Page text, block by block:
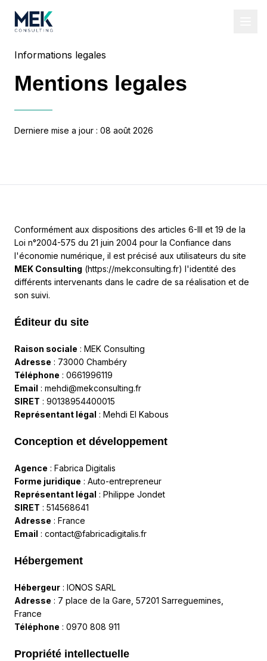
Informations legales
Mentions legales
Derniere mise a jour : 08 août 2026
Conformément aux dispositions des articles 6-III et 19 de la
Loi n°2004-575 du 21 juin 2004 pour la Confiance dans
l'économie numérique, il est précisé aux utilisateurs du site
MEK Consulting (https://mekconsulting.fr) l'identité des
différents intervenants dans le cadre de sa réalisation et de
son suivi.
Éditeur du site
Raison sociale : MEK Consulting
Adresse : 73000 Chambéry
Téléphone : 0661996119
Email : mehdi@mekconsulting.fr
SIRET : 90138954400015
Représentant légal : Mehdi El Kabous
Conception et développement
Agence : Fabrica Digitalis
Forme juridique : Auto-entrepreneur
Représentant légal : Philippe Jondet
SIRET : 514568641
Adresse : France
Email : contact@fabricadigitalis.fr
Hébergement
Hébergeur : IONOS SARL
Adresse : 7 place de la Gare, 57201 Sarreguemines,
France
Téléphone : 0970 808 911
Propriété intellectuelle